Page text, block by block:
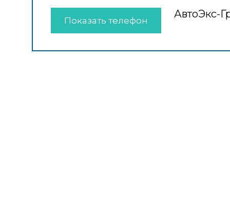
Показать телефон
АвтоЭкс-